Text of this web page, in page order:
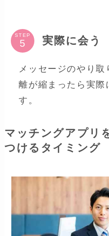
STEP 実際に会う
メッセージのやり取
離が縮まったら実際
す。
マッチングアプリ
つけるタイミング